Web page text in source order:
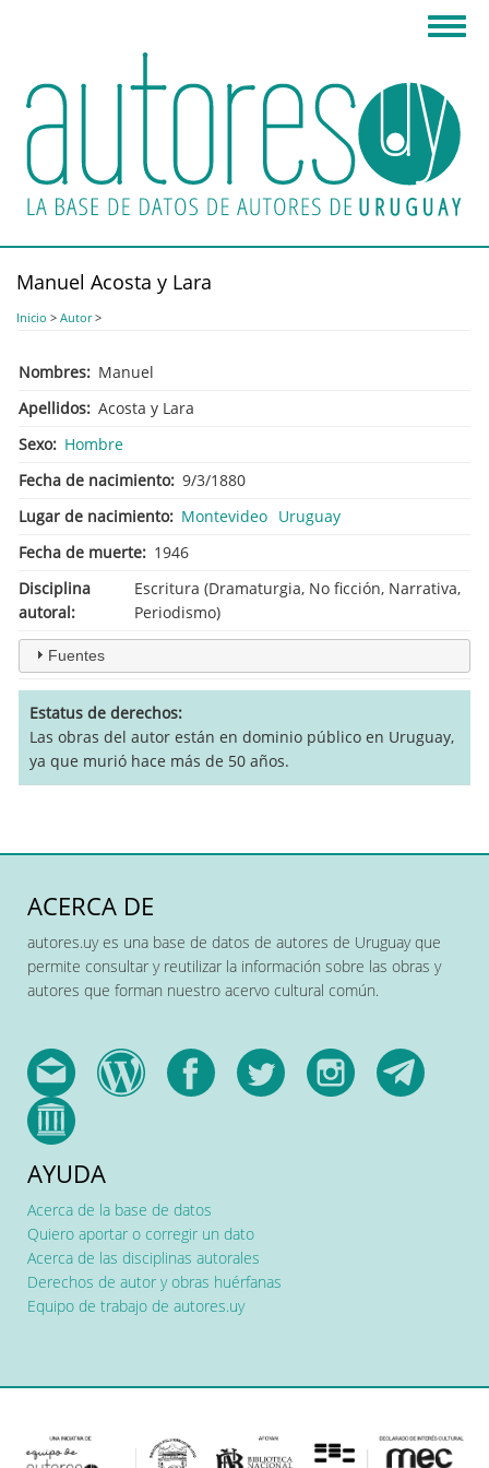
principal
Manuel Acosta y Lara
Inicio > Autor>
Nombres
Manuel
Apellidos Acosta y Lara
Sexo
Hombre
Fecha de nacimiento 9/3/1880
Lugar de nacimiento
Montevideo Uruguay
Fecha de muerte
1946
Disciplina
autoral
Escritura (Dramaturgia, No ficción, Narrativa,
Periodismo)
Fuentes
Estatus de derechos
Las obras del autor están en dominio público en Uruguay,
ya que murió hace más de 50 años.
ACERCA DE
autores.uy es una base de datos de autores de Uruguay que
permite consultar y reutilizar la información sobre las obras y
autores que forman nuestro acervo cultural común.
AYUDA
Acerca de la base de datos
Quiero aportar o corregir un dato
Acerca de las disciplinas autorales
Derechos de autor y obras huérfanas
Equipo de trabajo de autores.uy